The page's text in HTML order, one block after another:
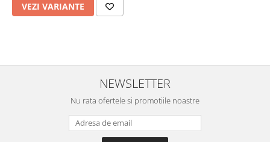
VEZI VARIANTE
NEWSLETTER
Nu rata ofertele si promotiile noastre